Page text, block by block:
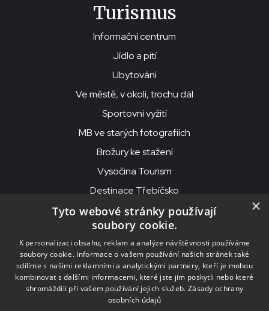
Turismus
Informační centrum
Jídlo a pití
Ubytování
Ve městě, v okolí, trochu dál
Sportovní vyžití
MB ve starých fotografiích
Brožury ke stažení
Vysočina Tourism
Destinace Třebíčsko
© 2026MKS Beseda Mor. Budějovice
MKS Beseda, příspěvková organizace, Purcnerova 62, 676 02
Moravské Budějovice
IČO: 00091758, DIČ: CZ00091758, ID datové schránky: chjn2kd
×
Tyto webové stránky používají
soubory cookie.
K personalizaci obsahu, reklam a analýze návštěvnosti používáme
soubory cookie. Informace o vašem používání našich stránek také
sdílíme s našimi reklamními a analytickými partnery, kteří je mohou
kombinovat s dalšími informacemi, které jste jim poskytli nebo které
shromáždili při vašem používání jejich služeb. Zásady ochrany
osobních údajů